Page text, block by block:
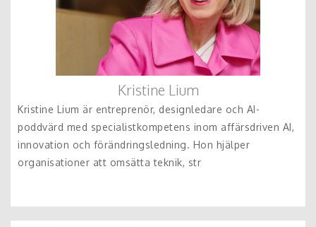
Kristine Lium
Kristine Lium är entreprenör, designledare och AI-
poddvärd med specialistkompetens inom affärsdriven AI,
innovation och förändringsledning. Hon hjälper
organisationer att omsätta teknik, str